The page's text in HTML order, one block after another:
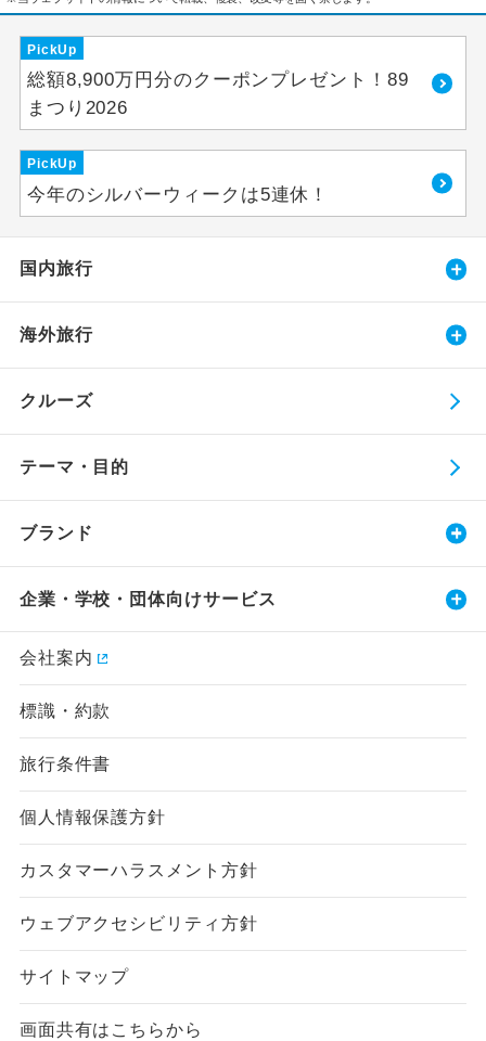
PickUp
総額8,900万円分のクーポンプレゼント！89
まつり2026
PickUp
今年のシルバーウィークは5連休！
国内旅行
海外旅行
クルーズ
テーマ・目的
ブランド
企業・学校・団体向けサービス
会社案内
標識・約款
旅行条件書
個人情報保護方針
カスタマーハラスメント方針
ウェブアクセシビリティ方針
サイトマップ
画面共有はこちらから